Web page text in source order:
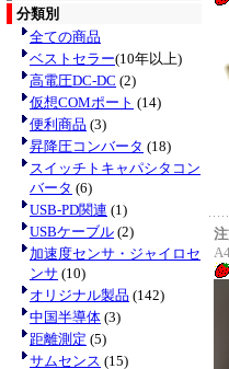
分類別
全ての商品
ベストセラー(10年以上)
高電圧DC-DC (2)
仮想COMポート (14)
便利商品 (3)
昇降圧コンバータ (18)
スイッチトキャパシタコン
バータ (6)
USB-PD関連 (1)
USBケーブル (2)
加速度センサ・ジャイロセ
ンサ (10)
オリジナル製品 (142)
中国半導体 (3)
距離測定 (5)
サムセンス (15)